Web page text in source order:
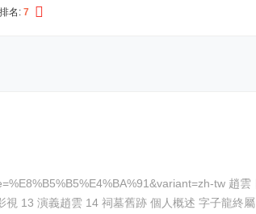
排名: 7
目錄 1 個人概述 2 個人經歷 3 年表事跡 4 史書記載 5 逸事萍蹤 6 武功 7 手下敗將 8 人物評價 9 趙雲
視 13 演義趙雲 14 祠墓舊跡 個人概述 字子龍